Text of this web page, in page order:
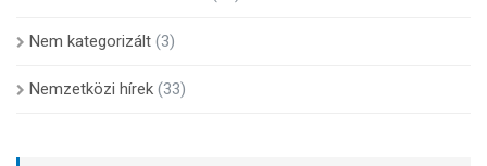
Nem kategorizált (3)
Nemzetközi hírek (33)